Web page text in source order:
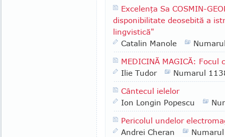
Excelenţa Sa COSMIN-
disponibilitate deosebită a
lingvistică"
Catalin Manole
MEDICINĂ MAGICĂ: Focul
Ilie Tudor
Numarul
Cântecul ielelor
Ion Longin Popescu
Pericolul undelor
Andrei Cheran